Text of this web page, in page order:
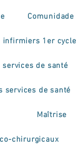
Comunidade
infirmiers 1er cycle
services de santé
services de santé
Maîtrise
chirurgicaux